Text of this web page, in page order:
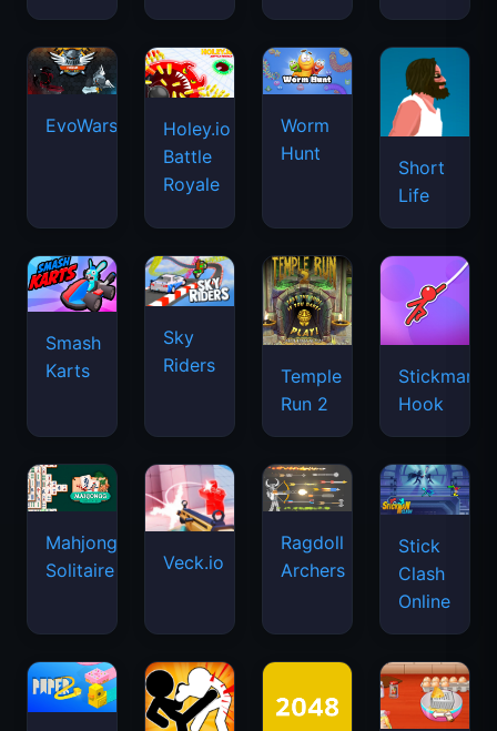
EvoWars.io
Holey.io
Battle
Royale
Worm
Hunt
Short
Life
Smash
Karts
Sky
Riders
Temple
Run 2
Stickman
Hook
Mahjongg
Solitaire
Veck.io
Ragdoll
Archers
Stick
Clash
Online